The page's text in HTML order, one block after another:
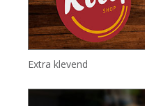
Extra klevend